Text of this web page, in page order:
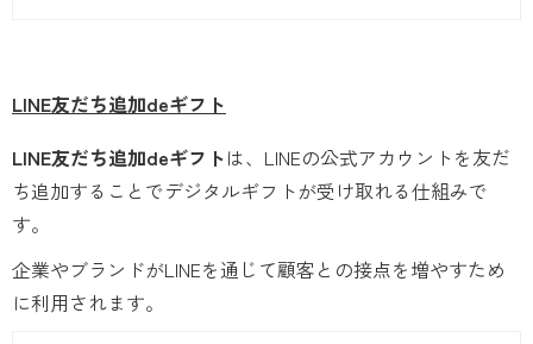
LINE友だち追加deギフト
LINE友だち追加deギフトは、LINEの公式アカウントを友だ
ち追加することでデジタルギフトが受け取れる仕組みで
す。
企業やブランドがLINEを通じて顧客との接点を増やすため
に利用されます。